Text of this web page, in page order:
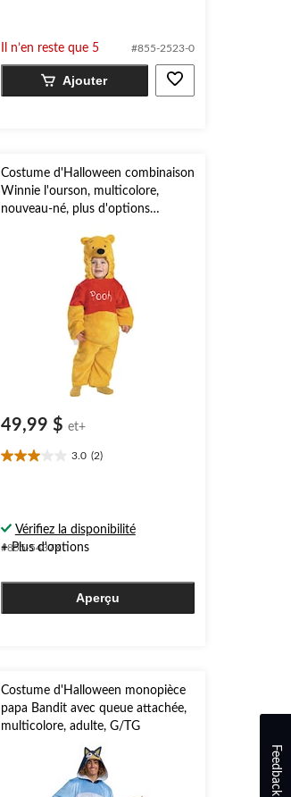
5.
évaluations
Il n’en reste que 5 #855-2523-0
Ajouter
Costume d'Halloween combinaison
Winnie l'ourson, multicolore,
nouveau-né, plus d'options
49,99 $ et+
3.0 (2)
3.0
2
évaluations
Vérifiez la disponibilité
#855-5437X
+ Plus d'options
Aperçu
Costume d'Halloween monopièce
papa Bandit avec queue attachée,
multicolore, adulte, G/TG
Feedback